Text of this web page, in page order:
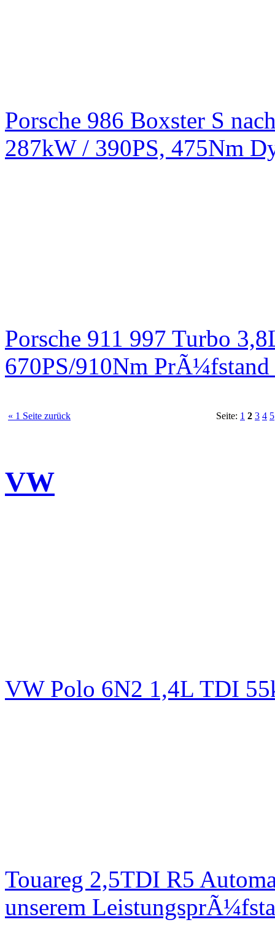
Porsche 986 Boxster S
287kW / 390PS, 475Nm
Porsche 911 997 Turbo
670PS/910Nm PrÃ¼fstand
« 1 Seite zurück Seite: 1 2 3 4 5
VW
VW Polo 6N2 1,4L TDI
Touareg 2,5TDI R5
unserem